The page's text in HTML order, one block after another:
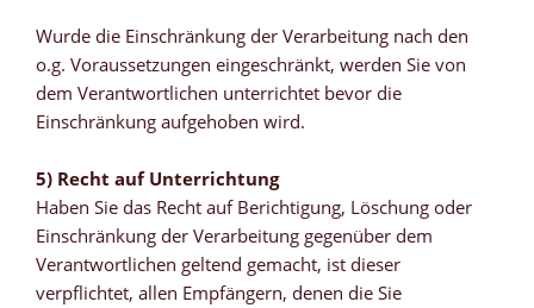
Wurde die Einschränkung der Verarbeitung nach den
o.g. Voraussetzungen eingeschränkt, werden Sie von
dem Verantwortlichen unterrichtet bevor die
Einschränkung aufgehoben wird.
5) Recht auf Unterrichtung
Haben Sie das Recht auf Berichtigung, Löschung oder
Einschränkung der Verarbeitung gegenüber dem
Verantwortlichen geltend gemacht, ist dieser
verpflichtet, allen Empfängern, denen die Sie